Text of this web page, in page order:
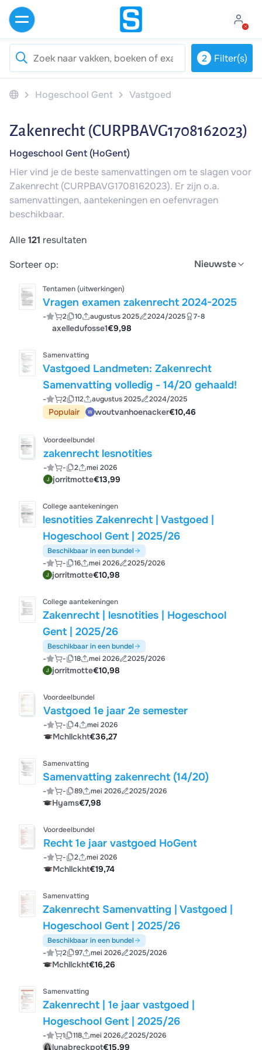
Hogeschool Gent Vastgoed
2 Filter(s)
Zakenrecht (CURPBAVG1708162023)
Hogeschool Gent (HoGent)
Hier vind je de beste samenvattingen om te slagen voor
Zakenrecht (CURPBAVG1708162023). Er zijn o.a.
samenvattingen, aantekeningen en oefenvragen
beschikbaar.
Alle121 resultaten
Sorteer op:
Nieuwste
Tentamen (uitwerkingen)
Vragen examen zakenrecht 2024-2025
- 2 10 augustus 2025 2024/2025 7-8
axelledufosse1€9,98
Samenvatting
Vastgoed Landmeten: Zakenrecht
Samenvatting volledig - 14/20 gehaald!
- 2 112 augustus 2025 2024/2025
Populair woutvanhoenacker€10,46
Voordeelbundel
zakenrecht lesnotities
- - 2 mei 2026
jorritmotte€13,99
College aantekeningen
lesnotities Zakenrecht | Vastgoed |
Hogeschool Gent | 2025/26
Beschikbaar in een bundel
- - 16 mei 2026 2025/2026
jorritmotte€10,98
College aantekeningen
Zakenrecht | lesnotities | Hogeschool
Gent | 2025/26
Beschikbaar in een bundel
- - 18 mei 2026 2025/2026
jorritmotte€10,98
Voordeelbundel
Vastgoed 1e jaar 2e semester
- - 4 mei 2026
Mchllckht€36,27
Samenvatting
Samenvatting zakenrecht (14/20)
- - 89 mei 2026 2025/2026
Hyams€7,98
Voordeelbundel
Recht 1e jaar vastgoed HoGent
- - 2 mei 2026
Mchllckht€19,74
Samenvatting
Zakenrecht Samenvatting | Vastgoed |
Hogeschool Gent | 2025/26
Beschikbaar in een bundel
- 2 97 mei 2026 2025/2026
Mchllckht€16,26
Samenvatting
Zakenrecht | 1e jaar vastgoed |
Hogeschool Gent | 2025/26
- 1 118 mei 2026 2025/2026
lunabreckpot€15,99